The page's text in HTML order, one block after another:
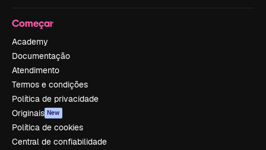
Começar
Academy
Documentação
Atendimento
Termos e condições
Política de privacidade
Originais New
Política de cookies
Central de confiabilidade